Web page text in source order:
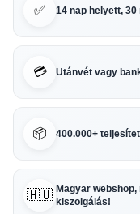
✅ 14 nap helyett,
💳 Utánvét vagy
📦 400.000+
🇭🇺 Magyar
kiszolgálás!